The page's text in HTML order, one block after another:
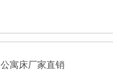
公寓床厂家直销